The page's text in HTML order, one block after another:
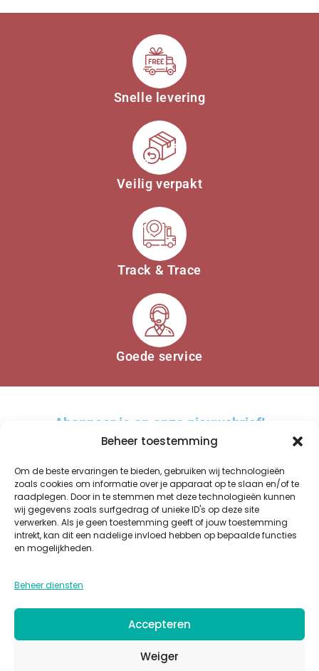
Beheer toestemming
Om de beste ervaringen te bieden, gebruiken wij technologieën
zoals cookies om informatie over je apparaat op te slaan en/of te
raadplegen. Door in te stemmen met deze technologieën kunnen
wij gegevens zoals surfgedrag of unieke ID's op deze site
verwerken. Als je geen toestemming geeft of jouw toestemming
intrekt, kan dit een nadelige invloed hebben op bepaalde functies
en mogelijkheden.
Beheer diensten
Accepteren
Weiger
Snelle levering
Veilig verpakt
Track & Trace
Goede service
Abonneer je op onze nieuwsbrief!
AANMELDEN
PRIVACYCOOKIES